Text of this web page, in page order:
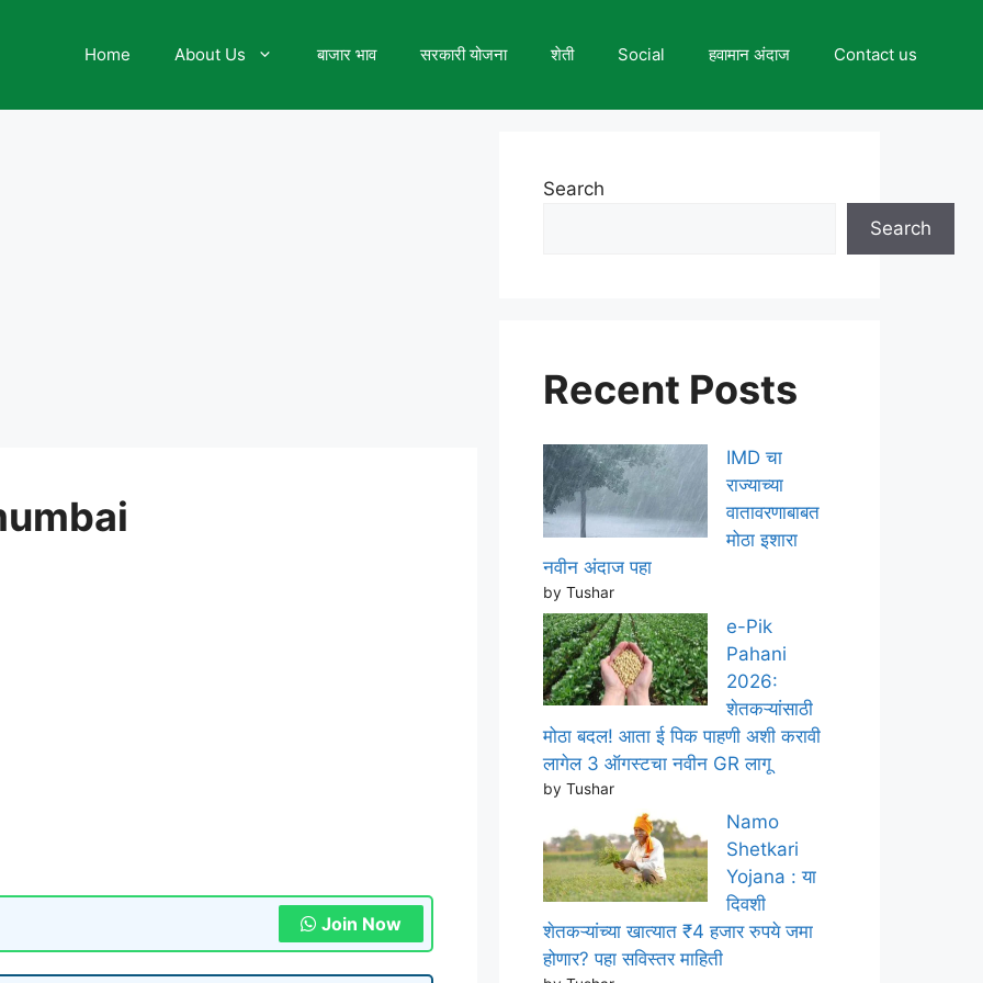
Home About Us बाजार भाव सरकारी योजना शेती Social हवामान अंदाज Contact us
Join Now
Search
Search
Recent Posts
IMD चा
राज्याच्या
वातावरणाबाबत
मोठा इशारा
नवीन अंदाज पहा
by Tushar
e-Pik
Pahani
2026:
शेतकऱ्यांसाठी
मोठा बदल! आता ई पिक पाहणी अशी करावी
लागेल 3 ऑगस्टचा नवीन GR लागू
by Tushar
Namo
Shetkari
Yojana : या
दिवशी
शेतकऱ्यांच्या खात्यात ₹4 हजार रुपये जमा
होणार? पहा सविस्तर माहिती